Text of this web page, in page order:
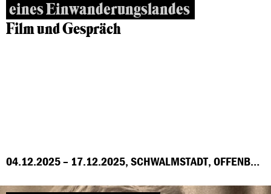
eines Einwanderungslandes
Film und Gespräch
04.12.2025 – 17.12.2025, SCHWALMSTADT, OFFENBACH, MARBURG, FRANKFURT, GROSS-GERAU, HÖCHST